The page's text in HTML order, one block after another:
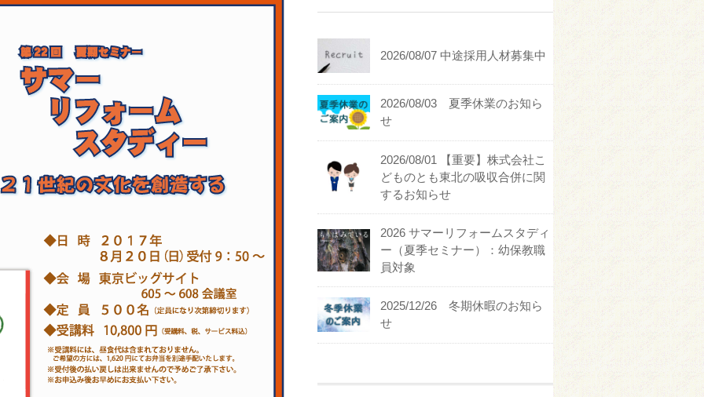
2026/08/07 中途採用人材募集中
2026/08/03 夏季休業のお知ら
せ
2026/08/01 【重要】株式会社こ
どものとも東北の吸収合併に関
するお知らせ
2026 サマーリフォームスタディ
ー（夏季セミナー）：幼保教職
員対象
2025/12/26 冬期休暇のお知ら
せ